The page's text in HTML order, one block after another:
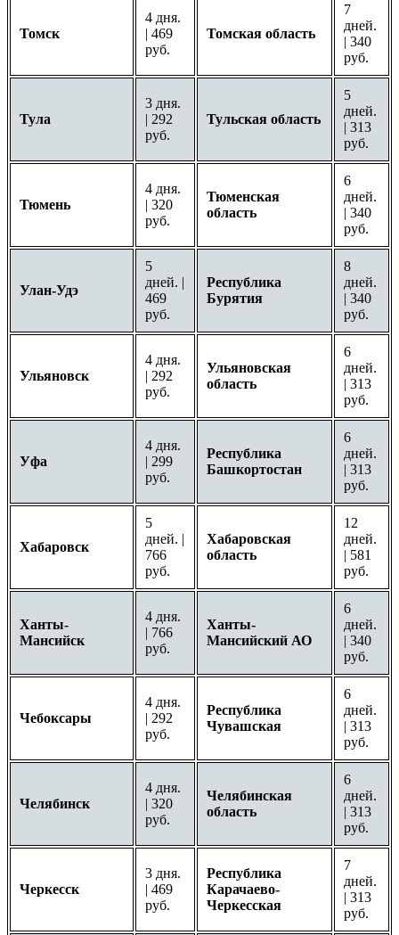
Томск
4 дня.
| 469
руб.
Томская область
7
дней.
| 340
руб.
Тула
3 дня.
| 292
руб.
Тульская область
5
дней.
| 313
руб.
Тюмень
4 дня.
| 320
руб.
Тюменская
область
6
дней.
| 340
руб.
Улан-Удэ
5
дней. |
469
руб.
Республика
Бурятия
8
дней.
| 340
руб.
Ульяновск
4 дня.
| 292
руб.
Ульяновская
область
6
дней.
| 313
руб.
Уфа
4 дня.
| 299
руб.
Республика
Башкортостан
6
дней.
| 313
руб.
Хабаровск
5
дней. |
766
руб.
Хабаровская
область
12
дней.
| 581
руб.
Ханты-
Мансийск
4 дня.
| 766
руб.
Ханты-
Мансийский АО
6
дней.
| 340
руб.
Чебоксары
4 дня.
| 292
руб.
Республика
Чувашская
6
дней.
| 313
руб.
Челябинск
4 дня.
| 320
руб.
Челябинская
область
6
дней.
| 313
руб.
Черкесск
3 дня.
| 469
руб.
Республика
Карачаево-
Черкесская
7
дней.
| 313
руб.